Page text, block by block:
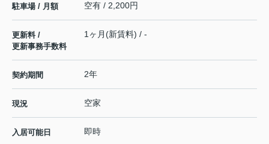
駐車場 / 月額 空有 / 2,200円
更新料 /
更新事務手数料
1ヶ月(新賃料) / -
契約期間 2年
現況 空家
入居可能日 即時